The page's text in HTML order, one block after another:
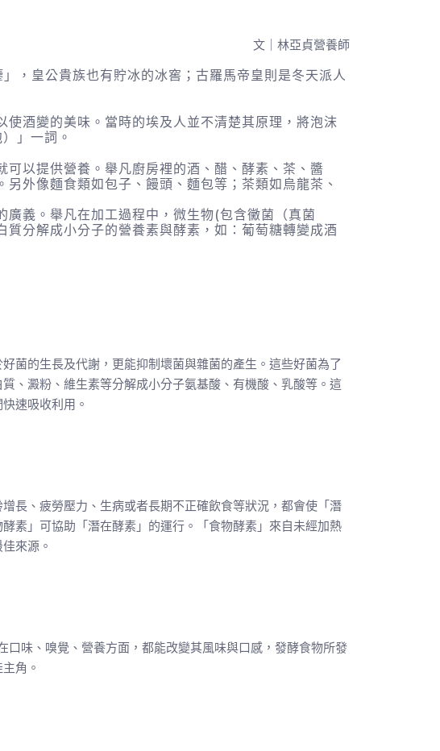
文｜林亞貞營養師
，皇公貴族也有貯冰的冰窖；古羅馬帝皇則是冬天派人
酒變的美味。當時的埃及人並不清楚其原理，將泡沫
」一詞。
以提供營養。舉凡廚房裡的酒、醋、酵素、茶、醬
外像麵食類如包子、饅頭、麵包等；茶類如烏龍茶、
義。舉凡在加工過程中，微生物(包含黴菌（真菌
分解成小分子的營養素與酵素，如：葡萄糖轉變成酒
菌的生長及代謝，更能抑制壞菌與雜菌的產生。這些好菌為了
、澱粉、維生素等分解成小分子氨基酸、有機酸、乳酸等。這
速吸收利用。
長、疲勞壓力、生病或者長期不正確飲食等狀況，都會使「潛
素」可協助「潛在酵素」的運行。「食物酵素」來自未經加熱
來源。
味、嗅覺、營養方面，都能改變其風味與口感，發酵食物所發
角。